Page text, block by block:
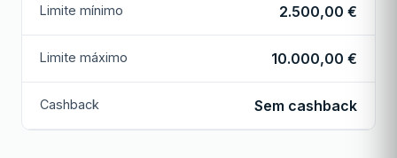
Limite mínimo 2.500,00 €
Limite máximo 10.000,00 €
Cashback Sem cashback